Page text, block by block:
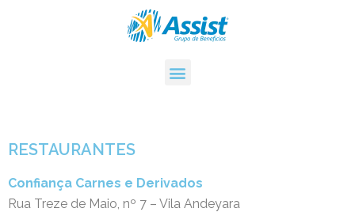
RESTAURANTES
Confiança Carnes e Derivados
Rua Treze de Maio, nº 7 – Vila Andeyara